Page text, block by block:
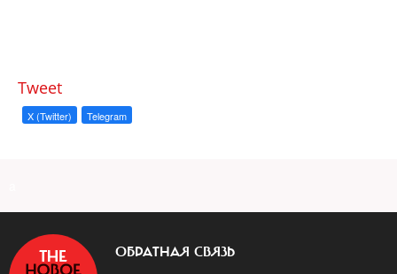
Tweet
X (Twitter) Telegram
ОБРАТНАЯ СВЯЗЬ